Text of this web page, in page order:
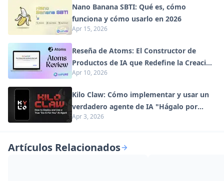
Nano Banana SBTI: Qué es, cómo
funciona y cómo usarlo en 2026
Apr 15, 2026
Reseña de Atoms: El Constructor de
Productos de IA que Redefine la Creación
Digital en 2026
Apr 10, 2026
Kilo Claw: Cómo implementar y usar un
verdadero agente de IA "Hágalo por
usted" (Actualización 2026)
Apr 3, 2026
Artículos Relacionados